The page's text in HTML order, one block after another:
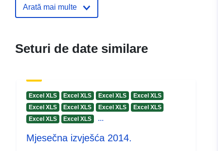
Arată mai multe
Seturi de date similare
Excel XLS Excel XLS Excel XLS
Excel XLS
Excel XLS
Excel XLS Excel XLS
Excel XLS
Excel XLS
Excel XLS ...
Mjesečna izvješća 2014.